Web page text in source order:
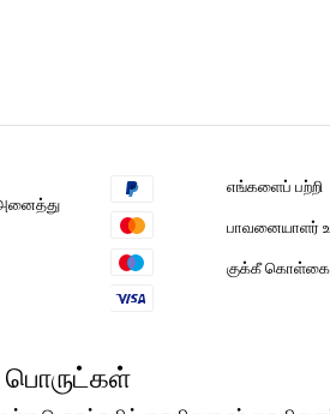
எங்களைப் பற்றி
பாவனையாளர்
குக்கீ கொள்கை